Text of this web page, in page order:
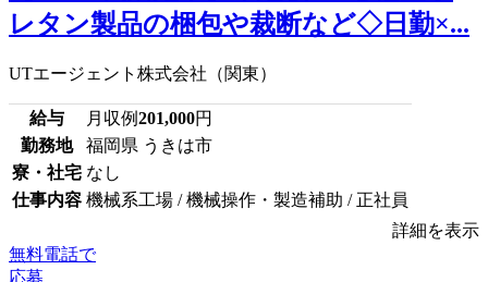
レタン製品の梱包や裁断など◇日勤×...
UTエージェント株式会社（関東）
給与 月収例201,000円
勤務地
福岡県 うきは市
寮・社宅 なし
仕事内容 機械系工場 / 機械操作・製造補助 / 正社員
詳細を表示
無料電話で
応募